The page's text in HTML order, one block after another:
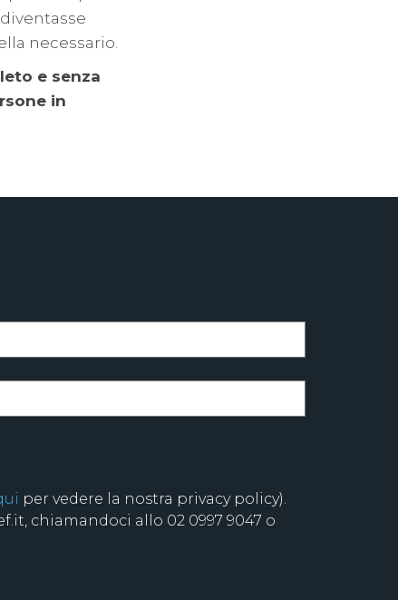
necessario.
e senza
in
per vedere la nostra privacy policy).
chiamandoci allo 02 0997 9047 o